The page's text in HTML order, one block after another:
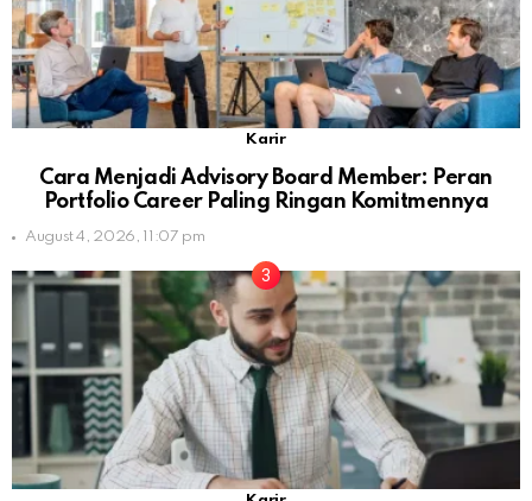
Karir
Cara Menjadi Advisory Board Member: Peran
Portfolio Career Paling Ringan Komitmennya
August 4, 2026, 11:07 pm